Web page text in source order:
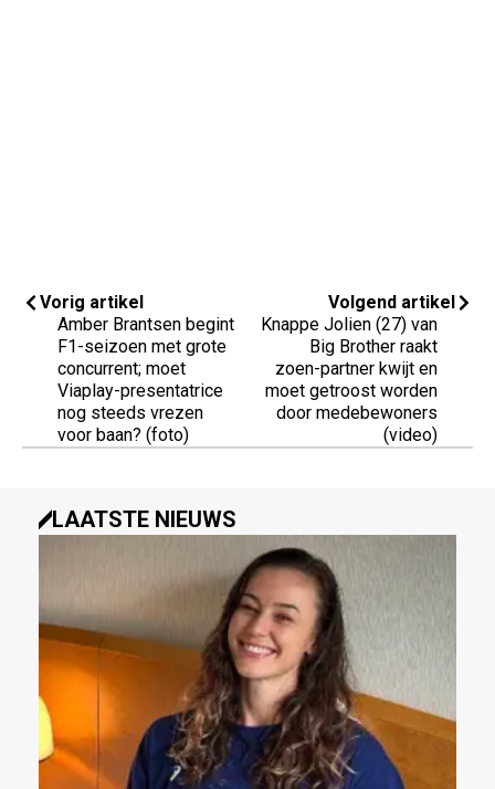
Vorig artikel
Amber Brantsen begint
F1-seizoen met grote
concurrent; moet
Viaplay-presentatrice
nog steeds vrezen
voor baan? (foto)
Volgend artikel
Knappe Jolien (27) van
Big Brother raakt
zoen-partner kwijt en
moet getroost worden
door medebewoners
(video)
LAATSTE NIEUWS